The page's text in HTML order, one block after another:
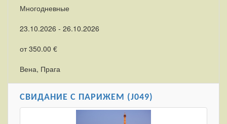
Многодневные
23.10.2026 - 26.10.2026
от 350.00 €
Вена, Прага
СВИДАНИЕ С ПАРИЖЕМ (J049)